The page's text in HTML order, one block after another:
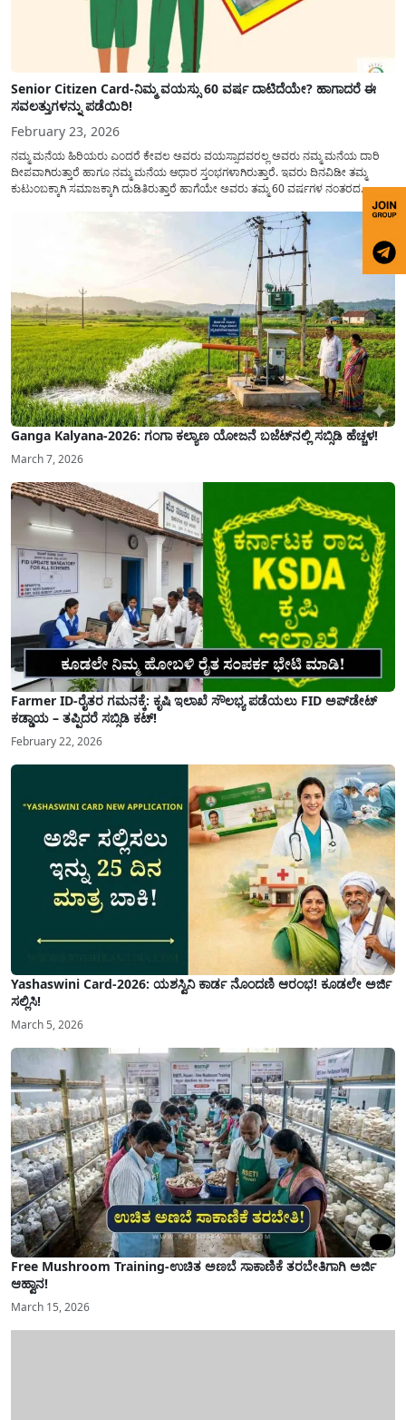
Senior Citizen Card-ನಿಮ್ಮ ವಯಸ್ಸು 60 ವರ್ಷ ದಾಟಿದೆಯೇ? ಹಾಗಾದರೆ ಈ
ಸವಲತ್ತುಗಳನ್ನು ಪಡೆಯಿರಿ!
February 23, 2026
ನಮ್ಮ ಮನೆಯ ಹಿರಿಯರು ಎಂದರೆ ಕೇವಲ ಅವರು ವಯಸ್ಸಾದವರಲ್ಲ ಅವರು ನಮ್ಮ ಮನೆಯ ದಾರಿ
ದೀಪವಾಗಿರುತ್ತಾರೆ ಹಾಗೂ ನಮ್ಮ ಮನೆಯ ಆಧಾರ ಸ್ತಂಭಗಳಾಗಿರುತ್ತಾರೆ. ಇವರು ದಿನವಿಡೀ ತಮ್ಮ
ಕುಟುಂಬಕ್ಕಾಗಿ ಸಮಾಜಕ್ಕಾಗಿ ದುಡಿತಿರುತ್ತಾರೆ ಹಾಗೆಯೇ ಅವರು ತಮ್ಮ 60 ವರ್ಷಗಳ ನಂತರದ
ಜೀವನವನ್ನು ನೆಮ್ಮದಿಯಿಂದ ಕಳೆಯಬೇಕೆಂಬುದು ಪ್ರತಿಯೊಬ್ಬರ ಕನಸಾಗಿರುತ್ತದೆ ಆದ್ದರಿಂದ ಸರ್ಕಾರವು
Ganga Kalyana-2026: ಗಂಗಾ ಕಲ್ಯಾಣ ಯೋಜನೆ ಬಜೆಟ್‌ನಲ್ಲಿ ಸಬ್ಸಿಡಿ ಹೆಚ್ಚಳ!
March 7, 2026
Farmer ID-ರೈತರ ಗಮನಕ್ಕೆ: ಕೃಷಿ ಇಲಾಖೆ ಸೌಲಭ್ಯ ಪಡೆಯಲು FID ಅಪ್‌ಡೇಟ್
ಕಡ್ಡಾಯ – ತಪ್ಪಿದರೆ ಸಬ್ಸಿಡಿ ಕಟ್!
February 22, 2026
Yashaswini Card-2026: ಯಶಸ್ವಿನಿ ಕಾರ್ಡ ನೊಂದಣಿ ಆರಂಭ! ಕೂಡಲೇ ಅರ್ಜಿ
ಸಲ್ಲಿಸಿ!
March 5, 2026
Free Mushroom Training-ಉಚಿತ ಅಣಬೆ ಸಾಕಾಣಿಕೆ ತರಬೇತಿಗಾಗಿ ಅರ್ಜಿ
ಆಹ್ವಾನ!
March 15, 2026